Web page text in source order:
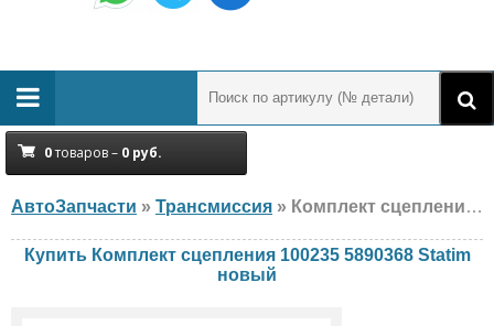
0товаров – 0 руб.
АвтоЗапчасти » Трансмиссия » Комплект сцепления Statim 100235 5890368 Fiat, LANCIA, новый
Купить Комплект сцепления 100235 5890368 Statim
новый